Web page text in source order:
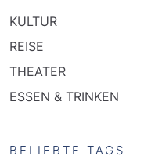
KULTUR
REISE
THEATER
ESSEN & TRINKEN
BELIEBTE TAGS